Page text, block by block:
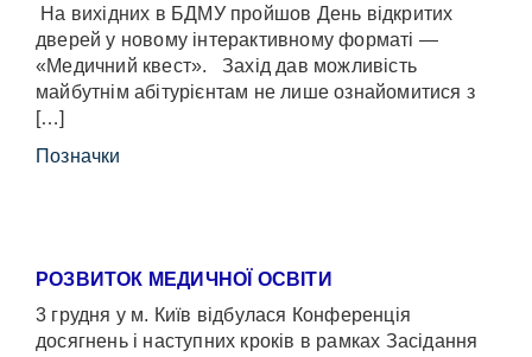
На вихідних в БДМУ пройшов День відкритих
дверей у новому інтерактивному форматі —
«Медичний квест». Захід дав можливість
майбутнім абітурієнтам не лише ознайомитися з
[…]
Позначки
РОЗВИТОК МЕДИЧНОЇ ОСВІТИ
3 грудня у м. Київ відбулася Конференція
досягнень і наступних кроків в рамках Засідання